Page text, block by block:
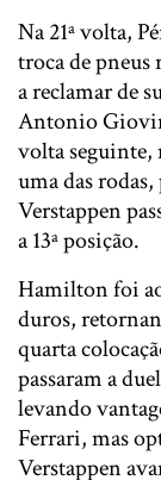
Na 21ª volta,
troca de
a reclamar de
Antonio
volta seguinte,
uma das
Verstappen
a 13ª posição.
Hamilton foi
duros,
quarta
passaram a
levando
Ferrari, mas
Verstappen